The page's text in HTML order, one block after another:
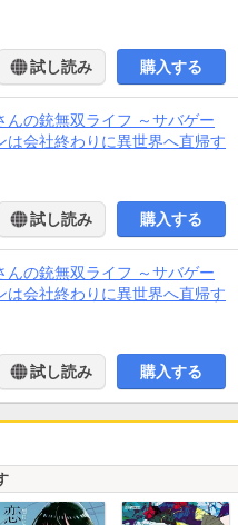
試し読み 購入する
んの銃無双ライフ ～サバゲー
は会社終わりに異世界へ直帰す
試し読み 購入する
んの銃無双ライフ ～サバゲー
は会社終わりに異世界へ直帰す
試し読み 購入する